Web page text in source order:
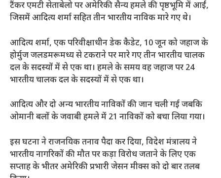
टैंकर एमटी सेताबेलो पर अमेरिकी सैन्य हमले की पृष्ठभूमि में आईं,
जिसमें आदित्य शर्मा सहित तीन भारतीय नाविक मारे गए थे।
आदित्य शर्मा, एक परिवीक्षाधीन डेक कैडेट, 10 जून को जहाज के
होर्मुज जलडमरूमध्य से टकराने पर मारे गए तीन भारतीय चालक
दल के सदस्यों में से एक था। हमले के समय वह जहाज पर 24
भारतीय चालक दल के सदस्यों में से एक था।
आदित्य और दो अन्य भारतीय नाविकों की जान चली गई जबकि
ओमानी बलों के जवाबी हमले में 21 नाविकों को बचा लिया गया।
इस घटना ने राजनयिक तनाव पैदा कर दिया, विदेश मंत्रालय ने
भारतीय नागरिकों की मौत पर कड़ा विरोध जताने के लिए एक
सप्ताह के भीतर अमेरिकी प्रभारी जेसन मीक्स को दो बार तलब